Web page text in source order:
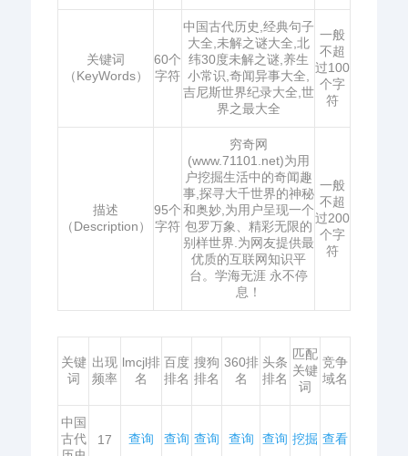
关键词
（KeyWords）
60个
字符
中国古代历史,经典句子
大全,未解之谜大全,北
纬30度未解之谜,养生
小常识,奇闻异事大全,
吉尼斯世界纪录大全,世
界之最大全
一般
不超
过100
个字
符
描述
（Description）
95个
字符
穷奇网
(www.71101.net)为用
户挖掘生活中的奇闻趣
事,探寻大千世界的神秘
和奥妙,为用户呈现一个
包罗万象、精彩无限的
别样世界.为网友提供最
优质的互联网知识平
台。学海无涯 永不停
息！
一般
不超
过200
个字
符
关键
词
出现
频率
lmcjl排
名
百度
排名
搜狗
排名
360排
名
头条
排名
匹配
关键
词
竞争
域名
中国
古代
17 查询 查询 查询 查询 查询 挖掘 查看